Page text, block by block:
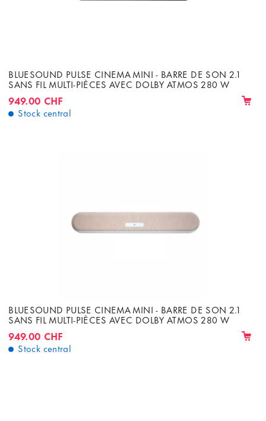
BLUESOUND PULSE CINEMA MINI - BARRE DE SON 2.1
SANS FIL MULTI-PIÈCES AVEC DOLBY ATMOS 280 W
949.00 CHF
Stock central
BLUESOUND PULSE CINEMA MINI - BARRE DE SON 2.1
SANS FIL MULTI-PIÈCES AVEC DOLBY ATMOS 280 W
949.00 CHF
Stock central